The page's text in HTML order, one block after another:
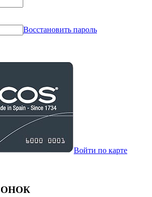
Восстановить пароль
Войти по карте